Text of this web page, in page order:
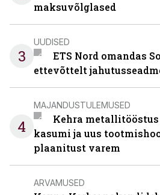
maksuvõlglased
3
UUDISED
ETS Nord omandas
ettevõttelt
4
MAJANDUSTULEMUSED
Kehra
kasumi ja uus
plaanitust varem
ARVAMUSED